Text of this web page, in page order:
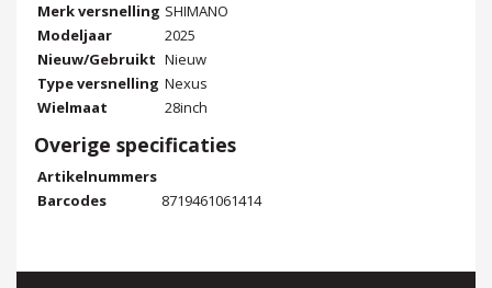
Merk versnelling SHIMANO
Modeljaar
2025
Nieuw/Gebruikt Nieuw
Type versnelling Nexus
Wielmaat
28inch
Overige specificaties
Artikelnummers
Barcodes
8719461061414